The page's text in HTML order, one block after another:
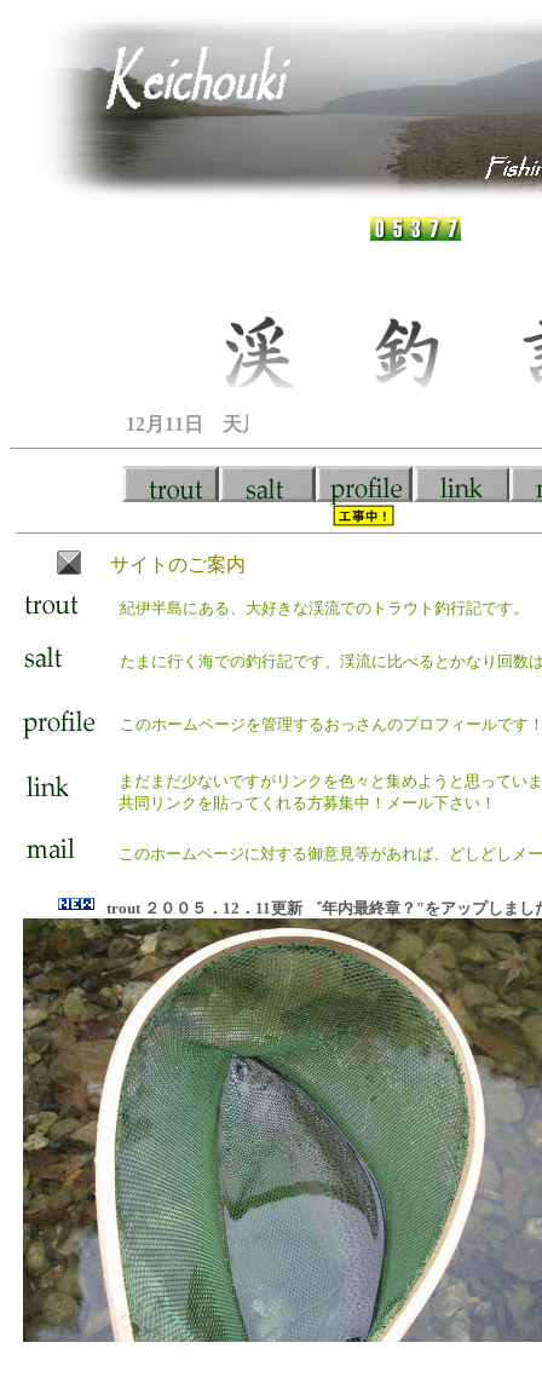
サイトのご案内
紀伊半島にある、大好きな渓流でのトラウト釣行記です。
たまに行く海での釣行記です、渓流に比べるとかなり回数
このホームページを管理するおっさんのプロフィールです
まだまだ少ないですがリンクを色々と集めようと思ってい
共同リンクを貼ってくれる方募集中！メール下さい！
このホームページに対する御意見等があれば、どしどしメ
12月11日 天川菅釣りで貧釣してきました（泣
trout ２００５．12．11更新 ゛年内最終章？″をアップしまし